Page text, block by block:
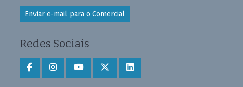
Enviar e-mail para o Comercial
Redes Sociais